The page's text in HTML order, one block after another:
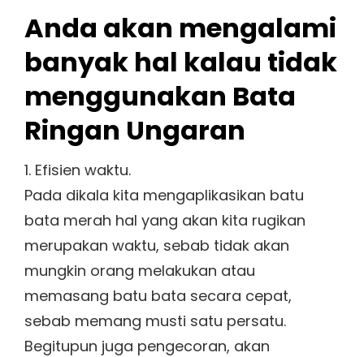
Anda akan mengalami
banyak hal kalau tidak
menggunakan Bata
Ringan Ungaran
1. Efisien waktu.
Pada dikala kita mengaplikasikan batu
bata merah hal yang akan kita rugikan
merupakan waktu, sebab tidak akan
mungkin orang melakukan atau
memasang batu bata secara cepat,
sebab memang musti satu persatu.
Begitupun juga pengecoran, akan